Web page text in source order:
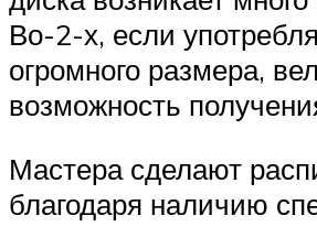
Во-2-х, если
огромного размера,
возможность
Мастера сделают
благодаря наличию